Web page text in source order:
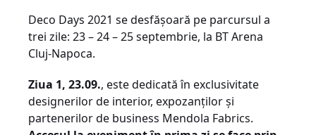
Deco Days 2021 se desfășoară pe parcursul a
trei zile: 23 – 24 – 25 septembrie, la BT Arena
Cluj-Napoca.
Ziua 1, 23.09., este dedicată în exclusivitate
designerilor de interior, expozanților și
partenerilor de business Mendola Fabrics.